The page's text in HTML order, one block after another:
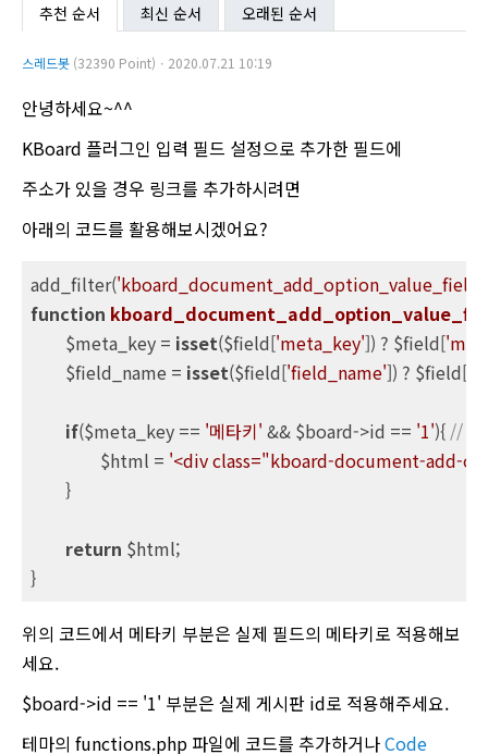
추천 순서 최신 순서 오래된 순서
스레드봇 (32390 Point)ㆍ2020.07.21 10:19
안녕하세요~^^
KBoard 플러그인 입력 필드 설정으로 추가한 필드에
주소가 있을 경우 링크를 추가하시려면
아래의 코드를 활용해보시겠어요?
add_filter(
function
	$meta_key =
isset($field['meta_key']) ? $field[
	$field_name =
isset($field['field_name']) ? $field[
if($meta_key == '메타키' && $board->id == '1'){ // 실
		$html =
'<div class="kboard-document-add-
return $html;
}
위의 코드에서 메타키 부분은 실제 필드의 메타키로 적용해보
세요.
$board->id == '1' 부분은 실제 게시판 id로 적용해주세요.
테마의 functions.php 파일에 코드를 추가하거나Code